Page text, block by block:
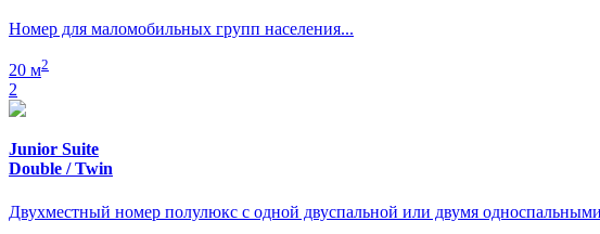
Номер для маломобильных групп населения...
20 м2
2
Junior Suite
Double / Twin
Двухместный номер полулюкс с одной двуспальной или двумя